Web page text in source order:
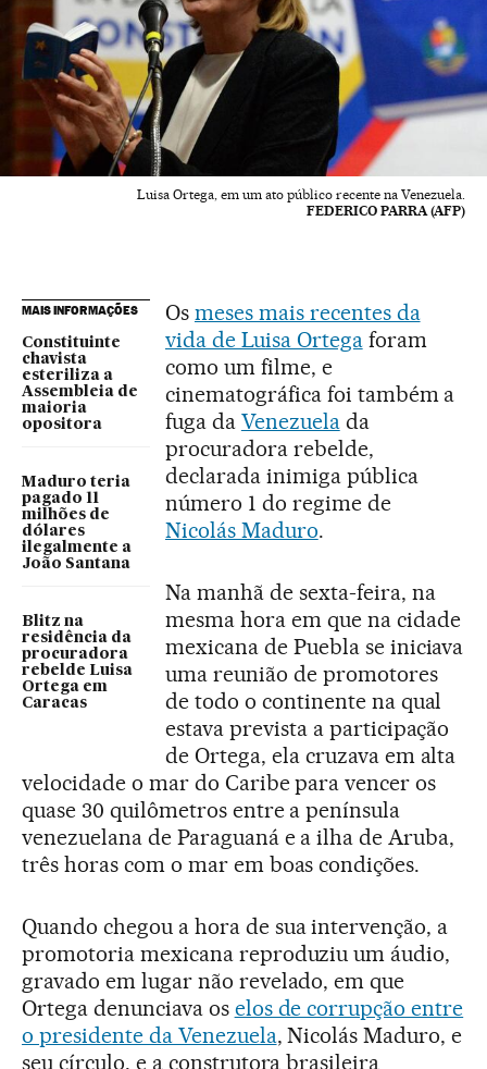
Luisa Ortega, em um ato público recente na Venezuela.
FEDERICO PARRA (AFP)
MAIS INFORMAÇÕES
Constituinte
chavista
esteriliza a
Assembleia de
maioria
opositora
Maduro teria
pagado 11
milhões de
dólares
ilegalmente a
João Santana
Blitz na
residência da
procuradora
rebelde Luisa
Ortega em
Caracas
Os meses mais recentes da
vida de Luisa Ortegaforam
como um filme, e
cinematográfica foi também a
fuga da Venezuelada
procuradora rebelde,
declarada inimiga pública
número 1 do regime de
Nicolás Maduro.
Na manhã de sexta-feira, na
mesma hora em que na cidade
mexicana de Puebla se iniciava
uma reunião de promotores
de todo o continente na qual
estava prevista a participação
de Ortega, ela cruzava em alta
velocidade o mar do Caribe para vencer os
quase 30 quilômetros entre a península
venezuelana de Paraguaná e a ilha de Aruba,
três horas com o mar em boas condições.
Quando chegou a hora de sua intervenção, a
promotoria mexicana reproduziu um áudio,
gravado em lugar não revelado, em que
Ortega denunciava os elos de corrupção entre
o presidente da Venezuela, Nicolás Maduro, e
seu círculo, e a construtora brasileira